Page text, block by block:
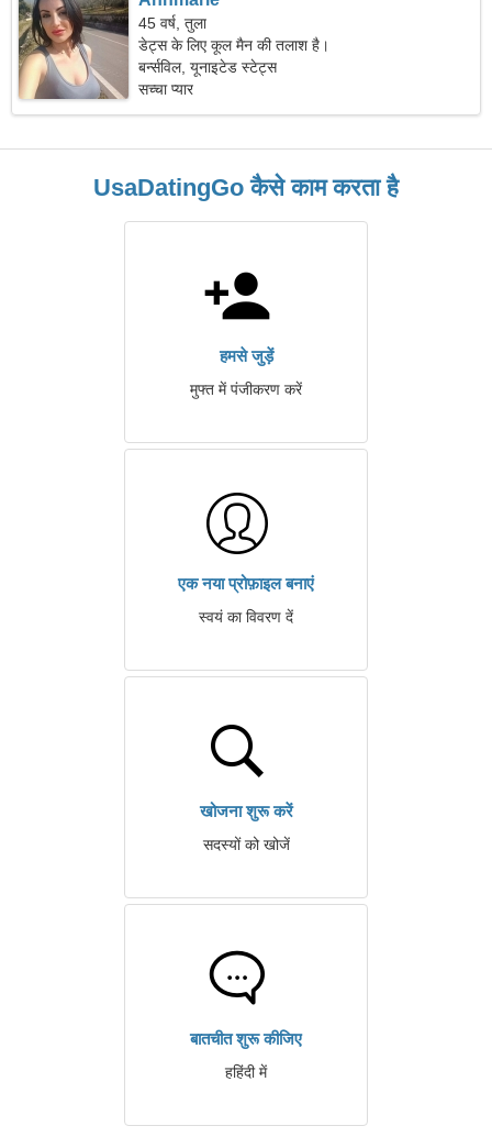
45 वर्ष, तुला
डेट्स के लिए कूल मैन की तलाश है।
बर्न्सविल, यूनाइटेड स्टेट्स
सच्चा प्यार
UsaDatingGo कैसे काम करता है
हमसे जुड़ें
मुफ्त में पंजीकरण करें
एक नया प्रोफ़ाइल बनाएं
स्वयं का विवरण दें
खोजना शुरू करें
सदस्यों को खोजें
बातचीत शुरू कीजिए
हहिंदी में